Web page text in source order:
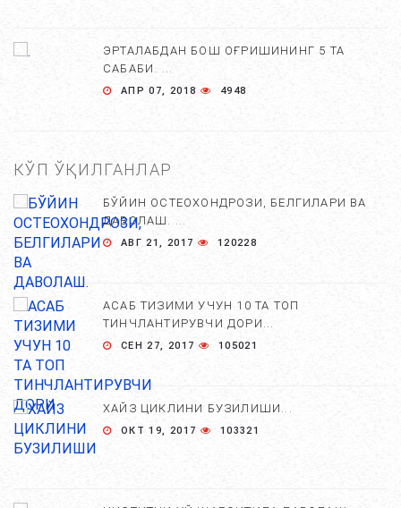
ЭРТАЛАБДАН БОШ ОҒРИШИНИНГ 5 ТА
САБАБИ. ...
АПР 07, 2018 4948
КЎП ЎҚИЛГАНЛАР
БЎЙИН ОСТЕОХОНДРОЗИ, БЕЛГИЛАРИ ВА
ДАВОЛАШ. ...
АВГ 21, 2017 120228
АСАБ ТИЗИМИ УЧУН 10 ТА ТОП
ТИНЧЛАНТИРУВЧИ ДОРИ...
СЕН 27, 2017 105021
ХАЙЗ ЦИКЛИНИ БУЗИЛИШИ...
ОКТ 19, 2017 103321